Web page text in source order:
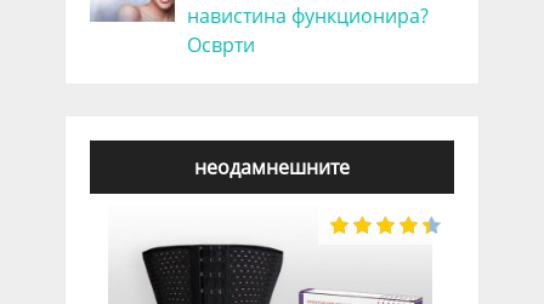
навистина функционира?
Осврти
неодамнешните